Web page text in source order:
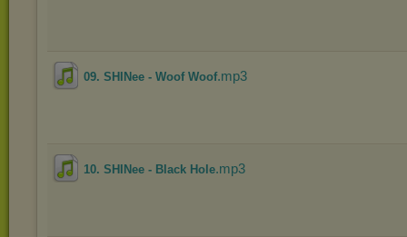
09. SHINee - Woof Woof.mp3
10. SHINee - Black Hole.mp3